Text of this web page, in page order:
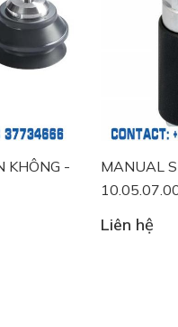
MANUAL SLIDE VALVE -
10.05.07.00037